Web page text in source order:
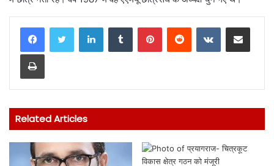
LinkedInTumblr PinterestReddit VKontakteShare via Email
Print
Related Articles